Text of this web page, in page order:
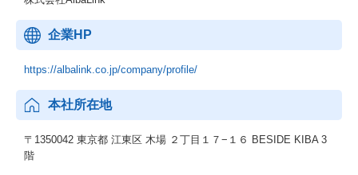
企業HP
https://albalink.co.jp/company/profile/
本社所在地
〒1350042 東京都 江東区 木場 ２丁目１７−１６ BESIDE KIBA 3
階